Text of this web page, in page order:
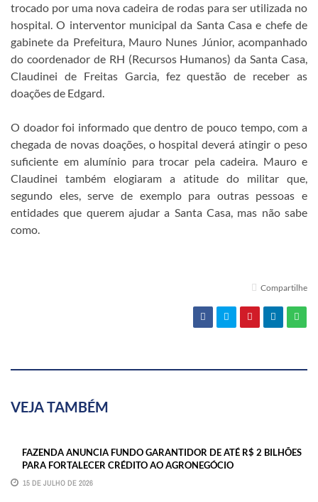
trocado por uma nova cadeira de rodas para ser utilizada no
hospital. O interventor municipal da Santa Casa e chefe de
gabinete da Prefeitura, Mauro Nunes Júnior, acompanhado
do coordenador de RH (Recursos Humanos) da Santa Casa,
Claudinei de Freitas Garcia, fez questão de receber as
doações de Edgard.
O doador foi informado que dentro de pouco tempo, com a
chegada de novas doações, o hospital deverá atingir o peso
suficiente em alumínio para trocar pela cadeira. Mauro e
Claudinei também elogiaram a atitude do militar que,
segundo eles, serve de exemplo para outras pessoas e
entidades que querem ajudar a Santa Casa, mas não sabe
como.
Compartilhe
VEJA TAMBÉM
FAZENDA ANUNCIA FUNDO GARANTIDOR DE ATÉ R$ 2 BILHÕES
PARA FORTALECER CRÉDITO AO AGRONEGÓCIO
15 DE JULHO DE 2026